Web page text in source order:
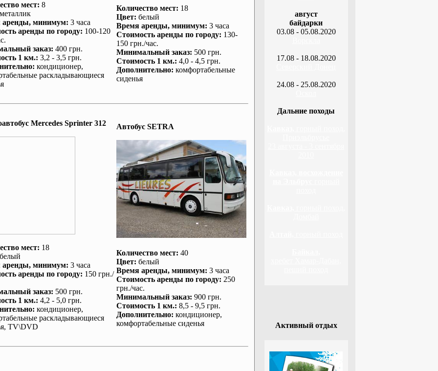
мест: 8
металлик
аренды, минимум: 3 часа
аренды по городу: 100-120
заказ: 400 грн.
1 км.: 3,2 - 3,5 грн.
: кондиционер,
раскладывающиеся
Количество мест: 18
Цвет: белый
Время аренды, минимум: 3 часа
Стоимость аренды по городу: 130-
150 грн./час.
Минимальный заказ: 500 грн.
Стоимость 1 км.: 4,0 - 4,5 грн.
Дополнительно: комфортабельные
сиденья
Mеrcedes Sprinter 312
мест: 18
белый
аренды, минимум: 3 часа
аренды по городу: 150 грн./
заказ: 500 грн.
1 км.: 4,2 - 5,0 грн.
: кондиционер,
раскладывающиеся
TV\DVD
Автобус SETRA
Количество мест: 40
Цвет: белый
Время аренды, минимум: 3 часа
Стоимость аренды по городу: 250
грн./час.
Минимальный заказ: 900 грн.
Стоимость 1 км.: 8,5 - 9,5 грн.
Дополнительно: кондиционер,
комфортабельные сиденья
август
байдарки
03.08 - 05.08.2020
17.08 - 18.08.2020
24.08 - 25.08.2020
Дальние походы
Активный отдых